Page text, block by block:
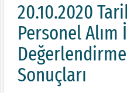
20.10.2020
Personel Alım
Sonuçları